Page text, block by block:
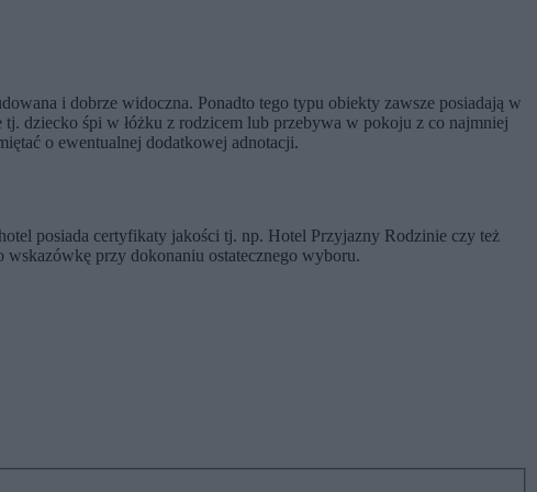
i dobrze widoczna. Ponadto tego typu obiekty zawsze posiadają w
dziecko śpi w łóżku z rodzicem lub przebywa w pokoju z co najmniej
o ewentualnej dodatkowej adnotacji.
posiada certyfikaty jakości tj. np. Hotel Przyjazny Rodzinie czy też
wskazówkę przy dokonaniu ostatecznego wyboru.